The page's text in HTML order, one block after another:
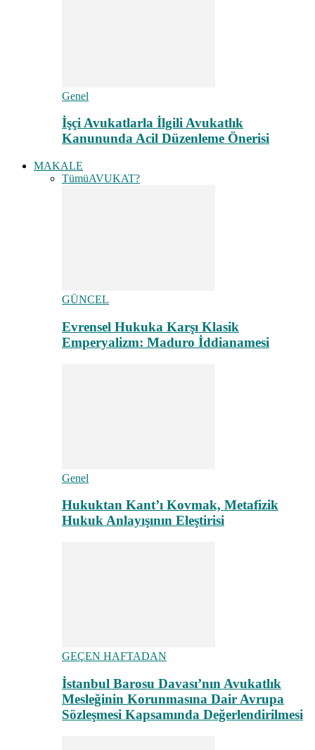
Genel
İşçi Avukatlarla İlgili Avukatlık
Kanununda Acil Düzenleme Önerisi
MAKALE
TümüAVUKAT?
GÜNCEL
Evrensel Hukuka Karşı Klasik
Emperyalizm: Maduro İddianamesi
Genel
Hukuktan Kant’ı Kovmak, Metafizik
Hukuk Anlayışının Eleştirisi
GEÇEN HAFTADAN
İstanbul Barosu Davası’nın Avukatlık
Mesleğinin Korunmasına Dair Avrupa
Sözleşmesi Kapsamında Değerlendirilmesi